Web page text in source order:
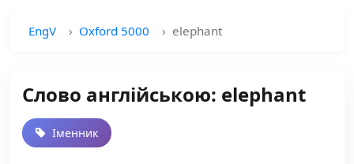
EngV Oxford 5000 elephant
Слово англійською: elephant
Іменник